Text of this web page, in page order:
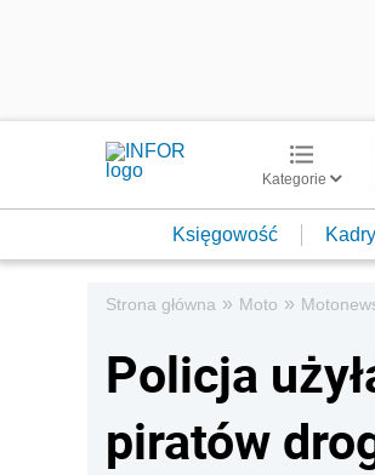
Kategorie
Księgowość Kadry
Strona główna » Moto »
Policja
piratów